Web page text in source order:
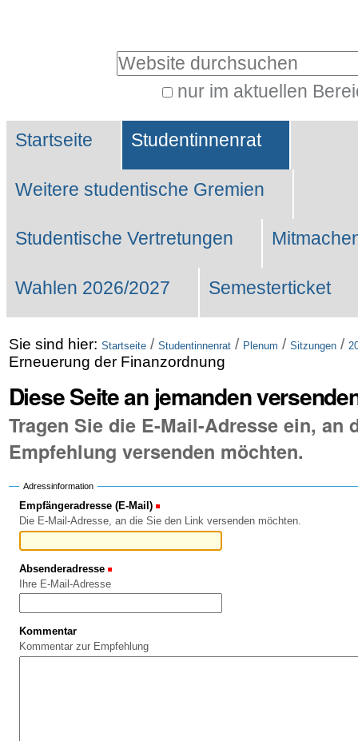
Website durchsuchen
nur im aktuellen
Suche…
Sektionen
Startseite Studentinnenrat
Weitere studentische Gremien
Studentische Vertretungen
Wahlen 2026/2027 Semesterticket
Sie sind hier: Startseite / Studentinnenrat / Plenum / Sitzungen /
Erneuerung der Finanzordnung
Diese Seite an jemanden
Tragen Sie die E-Mail-Adresse ein, an
Empfehlung versenden möchten.
Adressinformation
Empfängeradresse (E-Mail)
Die E-Mail-Adresse, an die Sie den Link versenden möchten.
Absenderadresse
Ihre E-Mail-Adresse
Kommentar
Kommentar zur Empfehlung